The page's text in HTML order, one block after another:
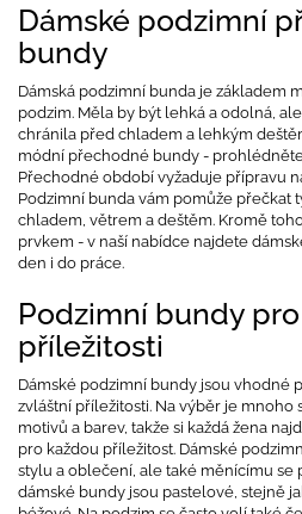
Dámské podzimní
bundy
Dámská podzimní bunda je základem
podzim. Měla by být lehká a odolná,
chránila před chladem a lehkým
módní přechodné bundy -
Přechodné období vyžaduje přípravu
Podzimní bunda vám pomůže přečkat
chladem, větrem a deštěm. Kromě
prvkem - v naší nabídce najdete
den i do práce.
Podzimní bundy
příležitosti
Dámské podzimní bundy jsou vhodné
zvláštní příležitosti. Na výběr je mnoho
motivů a barev, takže si každá žena
pro každou příležitost. Dámské
stylu a oblečení, ale také měnícímu se
dámské bundy jsou pastelové, stejně